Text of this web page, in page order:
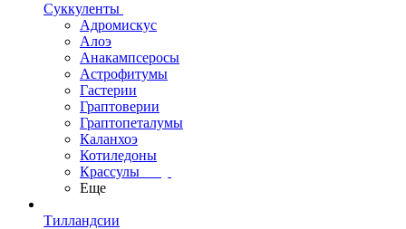
Суккуленты
Адромискус
Алоэ
Анакампсеросы
Астрофитумы
Гастерии
Граптоверии
Граптопеталумы
Каланхоэ
Котиледоны
Крассулы
Еще
Тилландсии